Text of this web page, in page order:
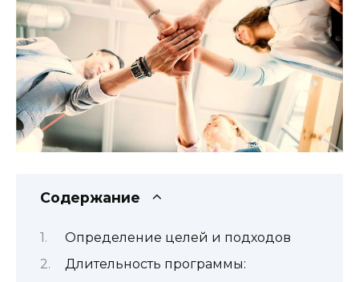
Содержание
Определение целей и подходов
Длительность программы: